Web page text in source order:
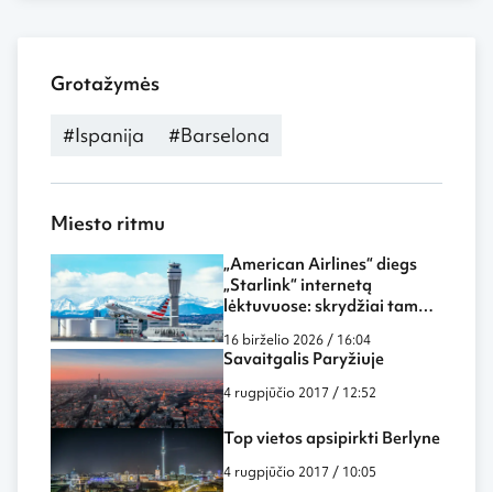
Grotažymės
#Ispanija #Barselona
Miesto ritmu
„American Airlines“ diegs
„Starlink“ internetą
lėktuvuose: skrydžiai tampa
dar labiau panašūs į darbą
biure ar namuose
16 birželio 2026 / 16:04
Savaitgalis Paryžiuje
4 rugpjūčio 2017 / 12:52
Top vietos apsipirkti Berlyne
4 rugpjūčio 2017 / 10:05